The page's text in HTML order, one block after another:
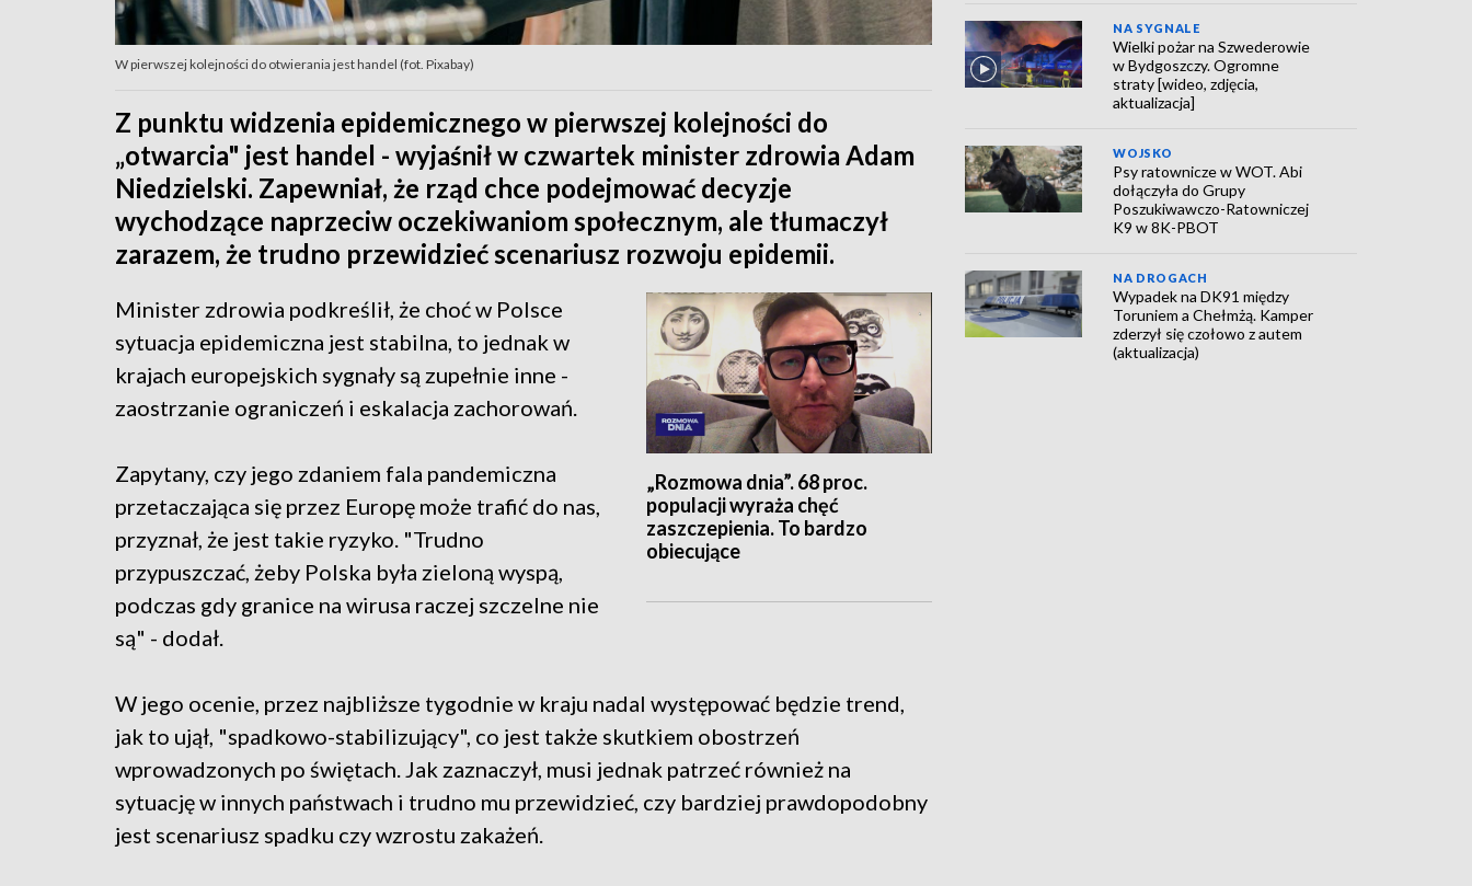
W pierwszej kolejności do otwierania jest handel (fot. Pixabay)
Z punktu widzenia epidemicznego w pierwszej kolejności do
„otwarcia" jest handel - wyjaśnił w czwartek minister zdrowia Adam
Niedzielski. Zapewniał, że rząd chce podejmować decyzje
wychodzące naprzeciw oczekiwaniom społecznym, ale tłumaczył
zarazem, że trudno przewidzieć scenariusz rozwoju epidemii.
„Rozmowa dnia”. 68 proc.
populacji wyraża chęć
zaszczepienia. To bardzo
obiecujące
Minister zdrowia podkreślił, że choć w Polsce
sytuacja epidemiczna jest stabilna, to jednak w
krajach europejskich sygnały są zupełnie inne -
zaostrzanie ograniczeń i eskalacja zachorowań.
Zapytany, czy jego zdaniem fala pandemiczna
przetaczająca się przez Europę może trafić do nas,
przyznał, że jest takie ryzyko. "Trudno
przypuszczać, żeby Polska była zieloną wyspą,
podczas gdy granice na wirusa raczej szczelne nie
są" - dodał.
W jego ocenie, przez najbliższe tygodnie w kraju nadal występować będzie trend,
jak to ujął, "spadkowo-stabilizujący", co jest także skutkiem obostrzeń
wprowadzonych po świętach. Jak zaznaczył, musi jednak patrzeć również na
sytuację w innych państwach i trudno mu przewidzieć, czy bardziej prawdopodobny
jest scenariusz spadku czy wzrostu zakażeń.
NA SYGNALE
Wielki pożar na Szwederowie
w Bydgoszczy. Ogromne
straty [wideo, zdjęcia,
aktualizacja]
WOJSKO
Psy ratownicze w WOT. Abi
dołączyła do Grupy
Poszukiwawczo-Ratowniczej
K9 w 8K-PBOT
NA DROGACH
Wypadek na DK91 między
Toruniem a Chełmżą. Kamper
zderzył się czołowo z autem
(aktualizacja)